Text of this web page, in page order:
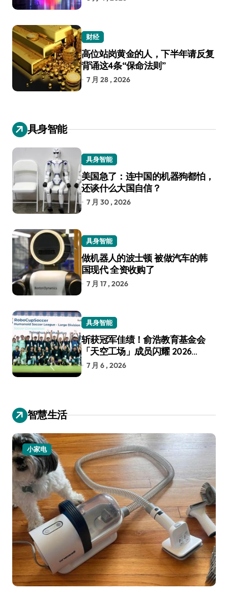
财经
高位站岗黄金的人，下半年请反复
背诵这4条“保命法则”
7 月 28 , 2026
具身智能
具身智能
美国急了：连中国的机器狗都怕，
还谈什么大国自信？
7 月 30 , 2026
具身智能
做机器人的波士顿 被做汽车的韩
国现代 全资收购了
7 月 17 , 2026
具身智能
斩获冠军佳绩！俞浩教育基金会
「天空工场」成员闪耀 2026
RoboCup 机器人世界杯
7 月 6 , 2026
智慧生活
小家电